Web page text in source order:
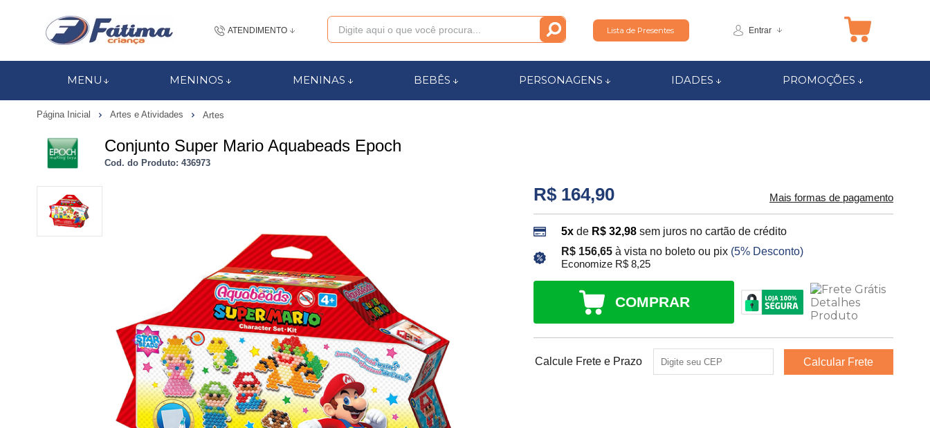
ATENDIMENTO
Central de Ajuda
Lista de Presentes Entrar
MENU MENINOS MENINAS BEBÊS PERSONAGENS IDADES PROMOÇÕES
Página Inicial Artes e Atividades Artes
Conjunto Super Mario Aquabeads Epoch
Cod. do Produto: 436973
R$ 164,90 Mais formas de pagamento
5x de R$ 32,98 sem juros no cartão de crédito
R$ 156,65à vista no boleto ou pix (5% Desconto)
Economize R$ 8,25
COMPRAR
Calcule Frete e Prazo